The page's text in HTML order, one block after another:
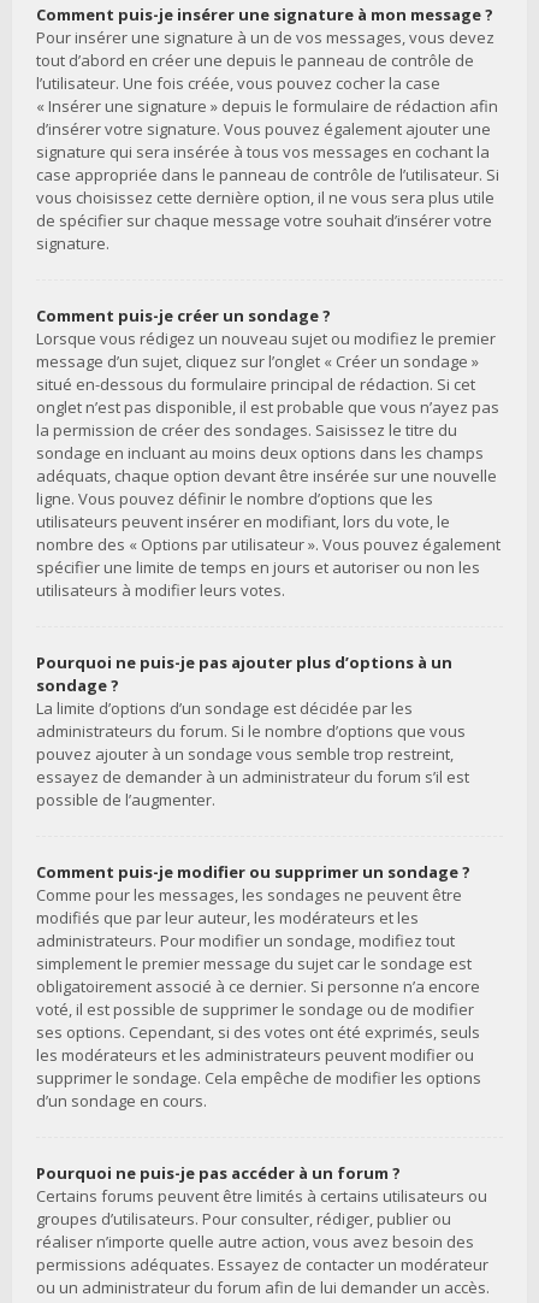
Comment puis-je insérer une signature à mon message ?
Pour insérer une signature à un de vos messages, vous devez
tout d’abord en créer une depuis le panneau de contrôle de
l’utilisateur. Une fois créée, vous pouvez cocher la case
« Insérer une signature » depuis le formulaire de rédaction afin
d’insérer votre signature. Vous pouvez également ajouter une
signature qui sera insérée à tous vos messages en cochant la
case appropriée dans le panneau de contrôle de l’utilisateur. Si
vous choisissez cette dernière option, il ne vous sera plus utile
de spécifier sur chaque message votre souhait d’insérer votre
signature.
Comment puis-je créer un sondage ?
Lorsque vous rédigez un nouveau sujet ou modifiez le premier
message d’un sujet, cliquez sur l’onglet « Créer un sondage »
situé en-dessous du formulaire principal de rédaction. Si cet
onglet n’est pas disponible, il est probable que vous n’ayez pas
la permission de créer des sondages. Saisissez le titre du
sondage en incluant au moins deux options dans les champs
adéquats, chaque option devant être insérée sur une nouvelle
ligne. Vous pouvez définir le nombre d’options que les
utilisateurs peuvent insérer en modifiant, lors du vote, le
nombre des « Options par utilisateur ». Vous pouvez également
spécifier une limite de temps en jours et autoriser ou non les
utilisateurs à modifier leurs votes.
Pourquoi ne puis-je pas ajouter plus d’options à un
sondage ?
La limite d’options d’un sondage est décidée par les
administrateurs du forum. Si le nombre d’options que vous
pouvez ajouter à un sondage vous semble trop restreint,
essayez de demander à un administrateur du forum s’il est
possible de l’augmenter.
Comment puis-je modifier ou supprimer un sondage ?
Comme pour les messages, les sondages ne peuvent être
modifiés que par leur auteur, les modérateurs et les
administrateurs. Pour modifier un sondage, modifiez tout
simplement le premier message du sujet car le sondage est
obligatoirement associé à ce dernier. Si personne n’a encore
voté, il est possible de supprimer le sondage ou de modifier
ses options. Cependant, si des votes ont été exprimés, seuls
les modérateurs et les administrateurs peuvent modifier ou
supprimer le sondage. Cela empêche de modifier les options
d’un sondage en cours.
Pourquoi ne puis-je pas accéder à un forum ?
Certains forums peuvent être limités à certains utilisateurs ou
groupes d’utilisateurs. Pour consulter, rédiger, publier ou
réaliser n’importe quelle autre action, vous avez besoin des
permissions adéquates. Essayez de contacter un modérateur
ou un administrateur du forum afin de lui demander un accès.